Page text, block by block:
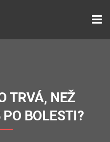
TRVÁ, NEŽ
BOLESTI?